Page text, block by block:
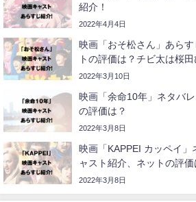
紹介！
2022年4月4日
映画「おそ松さん」あら
トの評価は？チビ太は桜田
2022年3月10日
映画「余命10年」ネタバ
の評価は？
2022年3月8日
映画「KAPPEI カッペイ
ャスト紹介、ネットの評価
2022年3月8日